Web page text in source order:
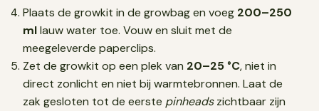
Plaats de growkit in de growbag en voeg 200–250
mllauw water toe. Vouw en sluit met de
meegeleverde paperclips.
Zet de growkit op een plek van 20–25 °C, niet in
direct zonlicht en niet bij warmtebronnen. Laat de
zak gesloten tot de eerste pinheadszichtbaar zijn